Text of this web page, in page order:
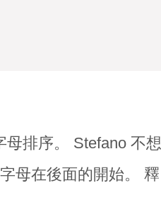
母排序。 Stefano 不想
母在後面的開始。 釋